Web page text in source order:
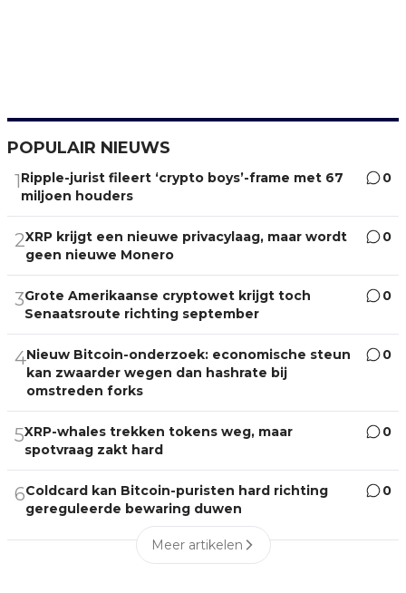
POPULAIR NIEUWS
1Ripple-jurist fileert ‘crypto boys’-frame met 67
miljoen houders
0
2XRP krijgt een nieuwe privacylaag, maar wordt
geen nieuwe Monero
0
3Grote Amerikaanse cryptowet krijgt toch
Senaatsroute richting september
0
4Nieuw Bitcoin-onderzoek: economische steun
kan zwaarder wegen dan hashrate bij
omstreden forks
0
5XRP-whales trekken tokens weg, maar
spotvraag zakt hard
0
6Coldcard kan Bitcoin-puristen hard richting
gereguleerde bewaring duwen
0
Meer artikelen